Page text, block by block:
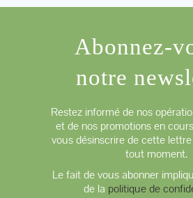
Abonnez-
notre
Restez informé de nos
et de nos promotions en
vous désinscrire de cette
tout moment.
Le fait de vous abonner
de la politique de